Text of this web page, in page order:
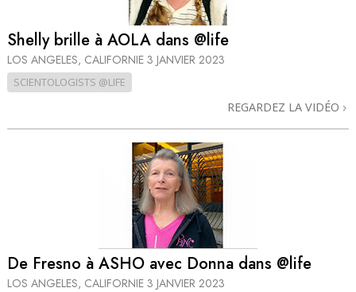
Shelly brille à AOLA dans @life
LOS ANGELES, CALIFORNIE 3 JANVIER 2023
SCIENTOLOGISTS @LIFE
REGARDEZ LA VIDÉO
De Fresno à ASHO avec Donna dans @life
LOS ANGELES, CALIFORNIE 3 JANVIER 2023